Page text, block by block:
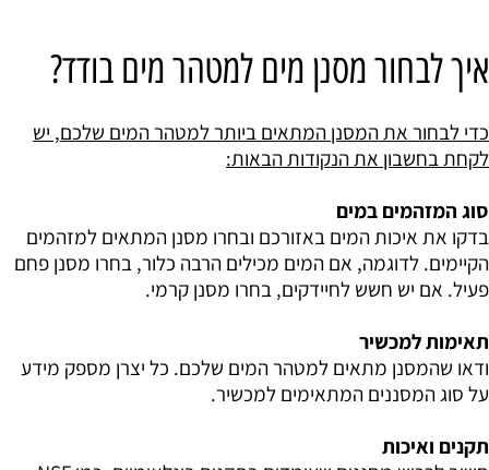
איך לבחור מסנן מים למטהר מים בודד?
כדי לבחור את המסנן המתאים ביותר למטהר המים שלכם, יש
לקחת בחשבון את הנקודות הבאות:
סוג המזהמים במים
בדקו את איכות המים באזורכם ובחרו מסנן המתאים למזהמים
הקיימים. לדוגמה, אם המים מכילים הרבה כלור, בחרו מסנן פחם
פעיל. אם יש חשש לחיידקים, בחרו מסנן קרמי.
תאימות למכשיר
ודאו שהמסנן מתאים למטהר המים שלכם. כל יצרן מספק מידע
על סוג המסננים המתאימים למכשיר.
תקנים ואיכות